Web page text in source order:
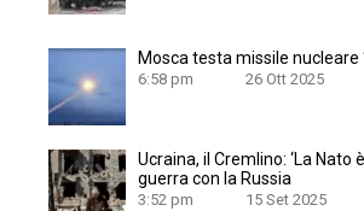
Mosca testa missile nucleare
6:58 pm 26 Ott 2025
Ucraina, il Cremlino: ‘La Nato
guerra con la Russia
3:52 pm 15 Set 2025